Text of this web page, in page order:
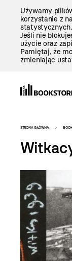
Używamy
korzystanie z
statystycznych.
Jeśli nie
użycie oraz
Pamiętaj, że
zmieniając
-
STRONA GŁÓWNA